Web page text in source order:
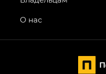
привод — GB AWD,
Джи Ти — GT, Джи
Джи Икс ПРЕМИУМ
О нас